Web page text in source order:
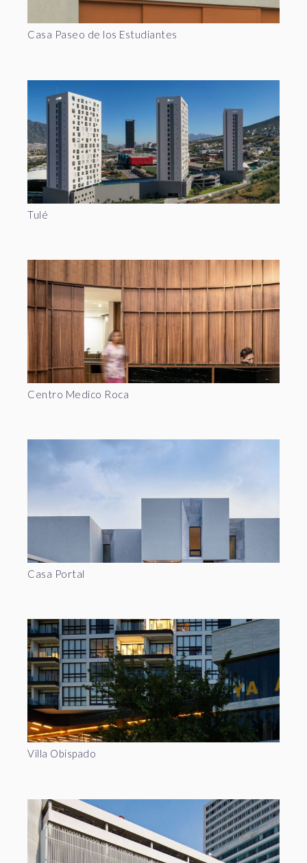
Casa Paseo de los Estudiantes
Tulé
Centro Medico Roca
Casa Portal
Villa Obispado